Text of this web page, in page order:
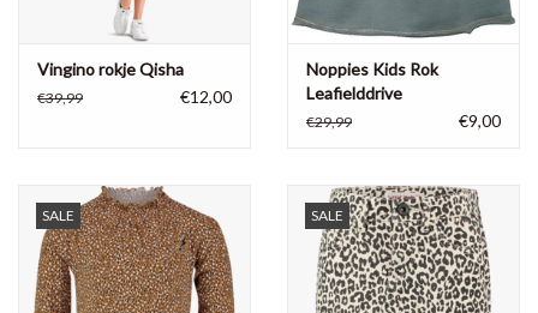
Vingino rokje Qisha
€39,99 €12,00
Noppies Kids Rok
Leafielddrive
€29,99 €9,00
SALE SALE